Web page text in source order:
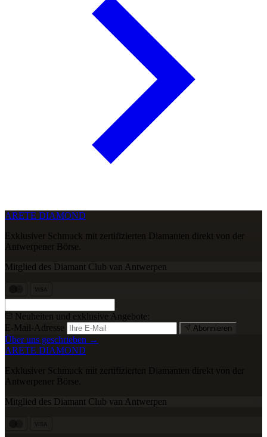
ARETE DIAMOND
Exklusiver Schmuck mit zertifizierten Diamanten direkt von der
Antwerpener Börse.
Mitglied des Diamant Club van Antwerpen
Neuheiten und exklusive Angebote:
E-Mail-Adresse
Abonnieren
Über uns geschrieben →
ARETE DIAMOND
Exklusiver Schmuck mit zertifizierten Diamanten direkt von der
Antwerpener Börse.
Mitglied des Diamant Club van Antwerpen